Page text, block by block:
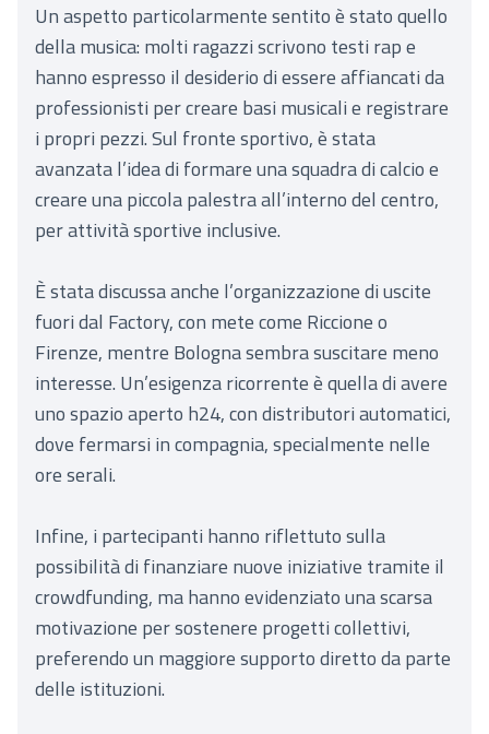
Un aspetto particolarmente sentito è stato quello
della musica: molti ragazzi scrivono testi rap e
hanno espresso il desiderio di essere affiancati da
professionisti per creare basi musicali e registrare
i propri pezzi. Sul fronte sportivo, è stata
avanzata l’idea di formare una squadra di calcio e
creare una piccola palestra all’interno del centro,
per attività sportive inclusive.
È stata discussa anche l’organizzazione di uscite
fuori dal Factory, con mete come Riccione o
Firenze, mentre Bologna sembra suscitare meno
interesse. Un’esigenza ricorrente è quella di avere
uno spazio aperto h24, con distributori automatici,
dove fermarsi in compagnia, specialmente nelle
ore serali.
Infine, i partecipanti hanno riflettuto sulla
possibilità di finanziare nuove iniziative tramite il
crowdfunding, ma hanno evidenziato una scarsa
motivazione per sostenere progetti collettivi,
preferendo un maggiore supporto diretto da parte
delle istituzioni.